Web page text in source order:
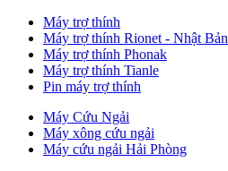
Máy trợ thính
Máy trợ thính Rionet - Nhật Bản
Máy trợ thính Phonak
Máy trợ thính Tianle
Pin máy trợ thính
Máy Cứu Ngải
Máy xông cứu ngải
Máy cứu ngải Hải Phòng